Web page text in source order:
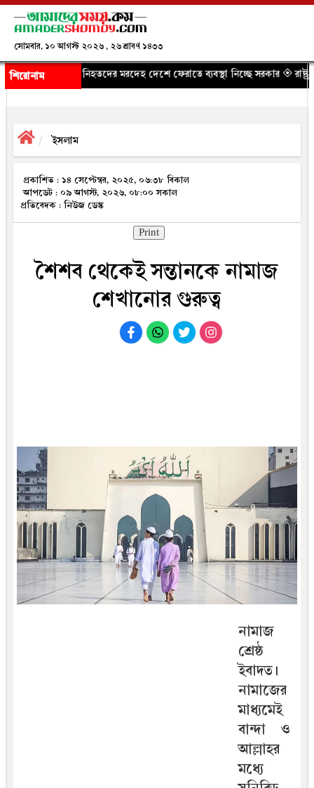
সোমবার, ১০ আগস্ট ২০২৬ , ২৬ শ্রাবণ ১৪৩৩
শিরোনামমরদেহ দেশে ফেরাতে ব্যবস্থা নিচ্ছে সরকার◈ রাষ্ট্রপতি নির্বাচনে
ইসলাম
প্রকাশিত : ১৪ সেপ্টেম্বর, ২০২৫, ০৬:৩৮ বিকাল
আপডেট : ০৯ আগস্ট, ২০২৬, ০৮:০০ সকাল
প্রতিবেদক : নিউজ ডেস্ক
Print
শৈশব থেকেই সন্তানকে নামাজ
শেখানোর গুরুত্ব
নামাজ
শ্রেষ্ঠ
ইবাদত।
নামাজের
মাধ্যমেই
বান্দা ও
আল্লাহর
মধ্যে